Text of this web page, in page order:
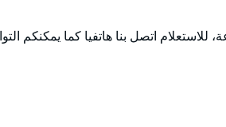
الأسعار مع أمكانية تواجدنا على مدار 24 ساعة، للاستعلام اتصل بنا هاتفيا كما